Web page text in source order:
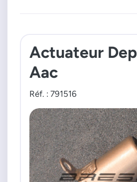
Actuateur
Aac
Réf. : 791516